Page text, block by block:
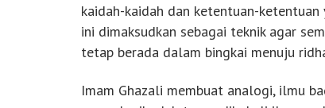
kaidah-kaidah dan ketentuan-
ini dimaksudkan sebagai teknik agar
tetap berada dalam bingkai menuju
Imam Ghazali membuat analogi, ilmu